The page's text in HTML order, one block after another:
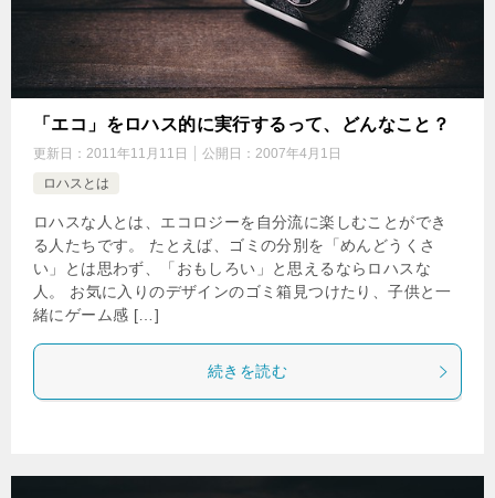
「エコ」をロハス的に実行するって、どんなこと？
更新日： 2011年11月11日 公開日： 2007年4月1日
ロハスとは
ロハスな人とは、エコロジーを自分流に楽しむことができ
る人たちです。 たとえば、ゴミの分別を「めんどうくさ
い」とは思わず、「おもしろい」と思えるならロハスな
人。 お気に入りのデザインのゴミ箱見つけたり、子供と一
緒にゲーム感 […]
続きを読む